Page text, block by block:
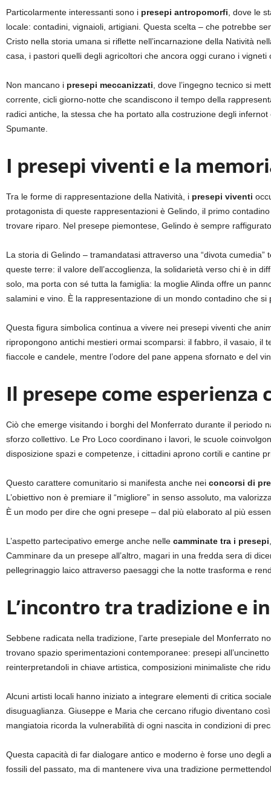
Particolarmente interessanti sono i presepi antropomorfi , dove le
locale: contadini, vignaioli, artigiani. Questa scelta – che potrebbe
Cristo nella storia umana si riflette nell’incarnazione della Natività
casa, i pastori quelli degli agricoltori che ancora oggi curano i vigneti
Non mancano i presepi meccanizzati , dove l’ingegno tecnico si
corrente, cicli giorno-notte che scandiscono il tempo della
radici antiche, la stessa che ha portato alla costruzione degli
Spumante.
I presepi viventi e la
Tra le forme di rappresentazione della Natività, i presepi viventi
protagonista di queste rappresentazioni è Gelindo, il primo
trovare riparo. Nel presepe piemontese, Gelindo è sempre
La storia di Gelindo – tramandatasi attraverso una “divota
queste terre: il valore dell’accoglienza, la solidarietà verso chi è in
solo, ma porta con sé tutta la famiglia: la moglie Alinda offre un
salamini e vino. È la rappresentazione di un mondo contadino che
Questa figura simbolica continua a vivere nei presepi viventi che
ripropongono antichi mestieri ormai scomparsi: il fabbro, il vasaio,
fiaccole e candele, mentre l’odore del pane appena sfornato e del
Il presepe come esperienza
Ciò che emerge visitando i borghi del Monferrato durante il periodo
sforzo collettivo. Le Pro Loco coordinano i lavori, le scuole
disposizione spazi e competenze, i cittadini aprono cortili e cantine
Questo carattere comunitario si manifesta anche nei concorsi di
L’obiettivo non è premiare il “migliore” in senso assoluto, ma
È un modo per dire che ogni presepe – dal più elaborato al più
L’aspetto partecipativo emerge anche nelle camminate tra i presepi
Camminare da un presepe all’altro, magari in una fredda sera di
pellegrinaggio laico attraverso paesaggi che la notte trasforma e
L’incontro tra tradizione e
Sebbene radicata nella tradizione, l’arte presepiale del Monferrato
trovano spazio sperimentazioni contemporanee: presepi
reinterpretandoli in chiave artistica, composizioni minimaliste che
Alcuni artisti locali hanno iniziato a integrare elementi di critica
disuguaglianza. Giuseppe e Maria che cercano rifugio diventano
mangiatoia ricorda la vulnerabilità di ogni nascita in condizioni di
Questa capacità di far dialogare antico e moderno è forse uno degli
fossili del passato, ma di mantenere viva una tradizione